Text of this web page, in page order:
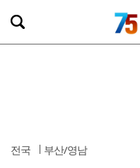
전국 부산/영남